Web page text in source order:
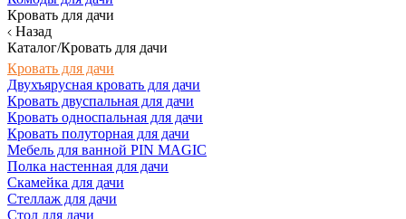
Кровать для дачи
Назад
Каталог/Кровать для дачи
Кровать для дачи
Двухъярусная кровать для дачи
Кровать двуспальная для дачи
Кровать односпальная для дачи
Кровать полуторная для дачи
Мебель для ванной PIN MAGIC
Полка настенная для дачи
Скамейка для дачи
Стеллаж для дачи
Стол для дачи